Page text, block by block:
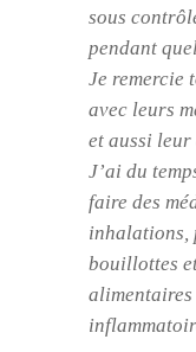
sous
pendant
Je remercie
avec leurs
et aussi
J’ai du
faire des
inhalations,
bouillottes